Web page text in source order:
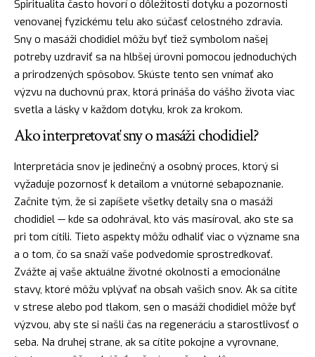
Spiritualita často hovorí o dôležitosti dotyku a pozornosti
venovanej fyzickému telu ako súčasť celostného zdravia.
Sny o masáži chodidiel môžu byť tiež symbolom našej
potreby uzdraviť sa na hlbšej úrovni pomocou jednoduchých
a prirodzených spôsobov. Skúste tento sen vnímať ako
výzvu na duchovnú prax, ktorá prináša do vášho života viac
svetla a lásky v každom dotyku, krok za krokom.
Ako interpretovať sny o masáži chodidiel?
Interpretácia snov je jedinečný a osobný proces, ktorý si
vyžaduje pozornosť k detailom a vnútorné sebapoznanie.
Začnite tým, že si zapíšete všetky detaily sna o masáži
chodidiel — kde sa odohrával, kto vás masíroval, ako ste sa
pri tom cítili. Tieto aspekty môžu odhaliť viac o význame sna
a o tom, čo sa snaží vaše podvedomie sprostredkovať.
Zvážte aj vaše aktuálne životné okolnosti a emocionálne
stavy, ktoré môžu vplývať na obsah vašich snov. Ak sa cítite
v strese alebo pod tlakom, sen o masáži chodidiel môže byť
výzvou, aby ste si našli čas na regeneráciu a starostlivosť o
seba. Na druhej strane, ak sa cítite pokojne a vyrovnane,